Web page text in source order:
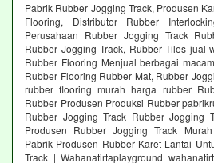
Pabrik Rubber Jogging Track, Produsen
Flooring, Distributor Rubber
Perusahaan Rubber Jogging Track
Rubber Jogging Track, Rubber Tiles jual
Rubber Flooring Menjual berbagai
Rubber Flooring Rubber Mat, Rubber
rubber flooring murah harga rubber
Rubber Produsen Produksi Rubber
Rubber Jogging Track Rubber Jogging
Produsen Rubber Jogging Track
Pabrik Produsen Rubber Karet Lantai
Track | Wahanatirtaplayground